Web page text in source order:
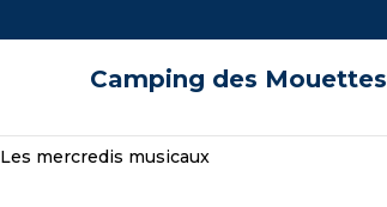
Camping des Mouettes
Les mercredis musicaux